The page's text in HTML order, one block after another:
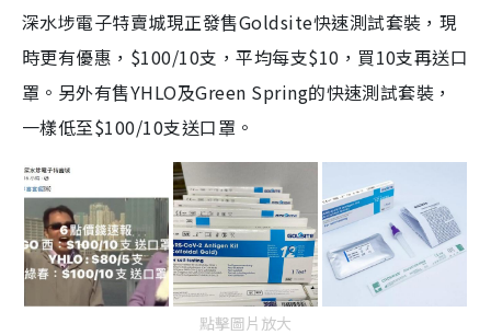
深水埗電子特賣城現正發售Goldsite快速測試套裝，現
時更有優惠，$100/10支，平均每支$10，買10支再送口
罩。另外有售YHLO及Green Spring的快速測試套裝，
一樣低至$100/10支送口罩。
點擊圖片放大